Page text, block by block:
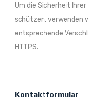
Um die Sicherheit
schützen, verwenden
entsprechende
HTTPS.
Kontaktformular